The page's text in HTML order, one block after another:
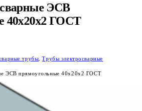
ЭСВ
40х20х2 ГОСТ
трубы ,Трубы электросварные
ЭСВ прямоугольные 40х20х2 ГОСТ